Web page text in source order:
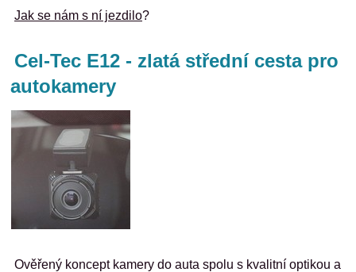
Jak se nám s ní jezdilo?
Cel-Tec E12 - zlatá střední cesta pro
autokamery
Ověřený koncept kamery do auta spolu s kvalitní optikou a